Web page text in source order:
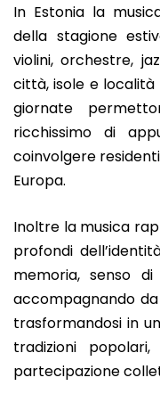
In Estonia la
della stagione
violini, orchestre,
città, isole e
giornate
ricchissimo di
coinvolgere
Europa.
Inoltre la musica
profondi
memoria, senso
accompagnando
trasformandosi in
tradizioni
partecipazione